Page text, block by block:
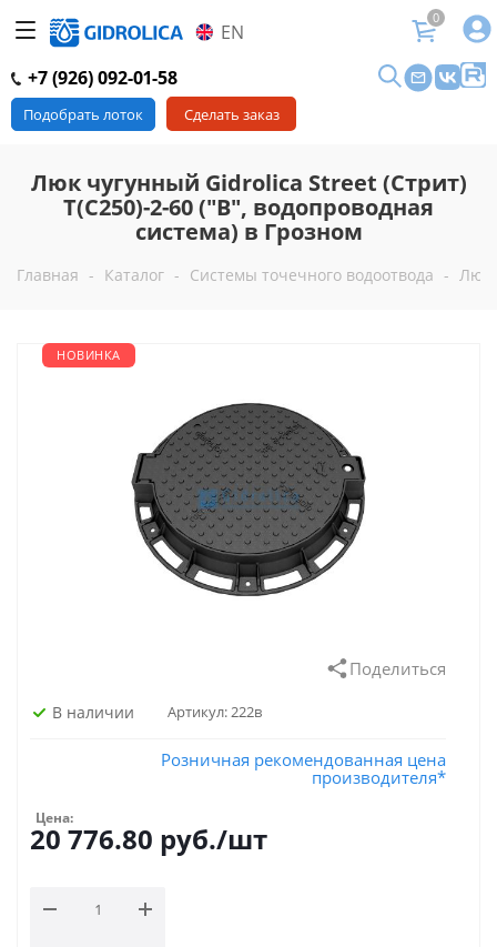
EN
0
+7 (926) 092-01-58
Подобрать лоток Сделать заказ
Люк чугунный Gidrolica Street (Стрит)
Т(C250)-2-60 ("В", водопроводная
система) в Грозном
Главная - Каталог - Системы точечного водоотвода -
НОВИНКА
Поделиться
В наличии Артикул:222в
Розничная рекомендованная цена
производителя*
Цена:
20 776.80 руб./шт